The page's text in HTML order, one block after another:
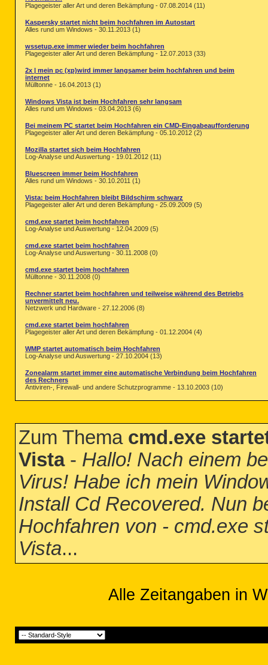
Plagegeister aller Art und deren Bekämpfung - 07.08.2014 (11)
Kaspersky startet nicht beim hochfahren im Autostart
Alles rund um Windows - 30.11.2013 (1)
wssetup.exe immer wieder beim hochfahren
Plagegeister aller Art und deren Bekämpfung - 12.07.2013 (33)
2x | mein pc (xp)wird immer langsamer beim hochfahren und beim
internet
Mülltonne - 16.04.2013 (1)
Windows Vista ist beim Hochfahren sehr langsam
Alles rund um Windows - 03.04.2013 (6)
Bei meinem PC startet beim Hochfahren ein CMD-Eingabeaufforderung
Plagegeister aller Art und deren Bekämpfung - 05.10.2012 (2)
Mozilla startet sich beim Hochfahren
Log-Analyse und Auswertung - 19.01.2012 (11)
Bluescreen immer beim Hochfahren
Alles rund um Windows - 30.10.2011 (1)
Vista: beim Hochfahren bleibt Bildschirm schwarz
Plagegeister aller Art und deren Bekämpfung - 25.09.2009 (5)
cmd.exe startet beim hochfahren
Log-Analyse und Auswertung - 12.04.2009 (5)
cmd.exe startet beim hochfahren
Log-Analyse und Auswertung - 30.11.2008 (0)
cmd.exe startet beim hochfahren
Mülltonne - 30.11.2008 (0)
Rechner startet beim hochfahren und teilweise während des Betriebs
unvermittelt neu.
Netzwerk und Hardware - 27.12.2006 (8)
cmd.exe startet beim hochfahren
Plagegeister aller Art und deren Bekämpfung - 01.12.2004 (4)
WMP startet automatisch beim Hochfahren
Log-Analyse und Auswertung - 27.10.2004 (13)
Zonealarm startet immer eine automatische Verbindung beim Hochfahren
des Rechners
Antiviren-, Firewall- und andere Schutzprogramme - 13.10.2003 (10)
Zum Thema cmd.exe
Vista- Hallo! Nach einem
Virus! Habe ich mein
Install Cd Recovered. Nun
Hochfahren von - cmd.exe
Vista...
Alle Zeitangaben in